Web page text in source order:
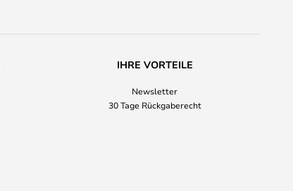
IHRE VORTEILE
Newsletter
30 Tage Rückgaberecht